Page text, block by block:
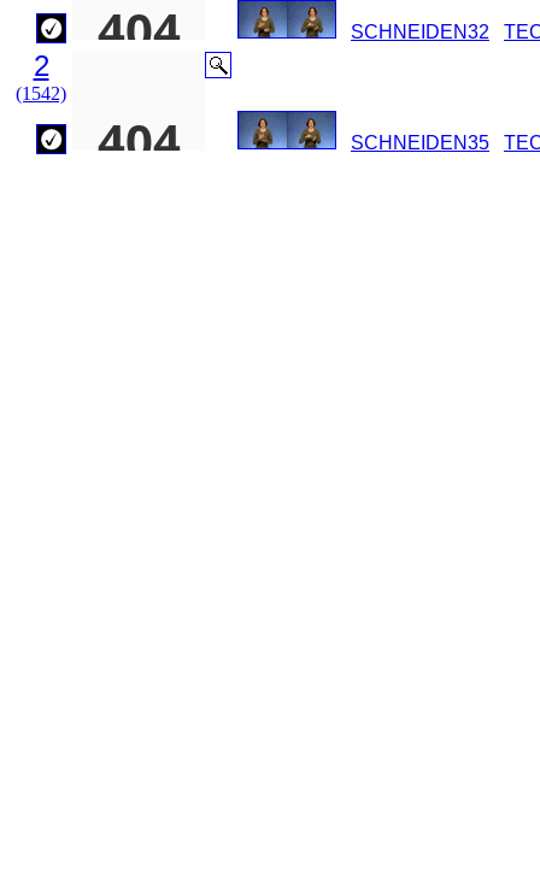
SCHNEIDEN32
2
(1542)
SCHNEIDEN35